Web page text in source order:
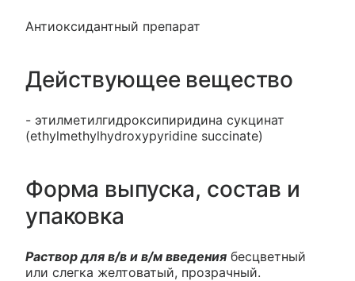
Антиоксидантный препарат
Действующее вещество
- этилметилгидроксипиридина сукцинат
(ethylmethylhydroxypyridine succinate)
Форма выпуска, состав и
упаковка
Раствор для в/в и в/м введения бесцветный
или слегка желтоватый, прозрачный.